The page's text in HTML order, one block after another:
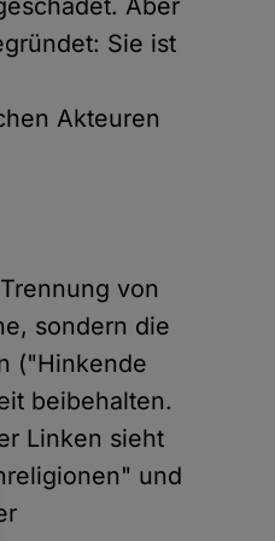
Aber
Sie ist
Akteuren
von
sondern die
("Hinkende
beibehalten.
Linken sieht
und